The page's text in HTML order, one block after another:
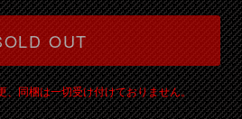
OUT
、同梱は一切受け付けておりません。